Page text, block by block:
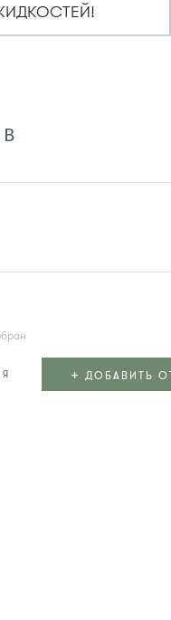
+ ДОБАВИТЬ